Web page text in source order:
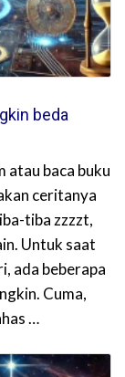
beda
atau baca buku
ceritanya
tiba zzzzt,
Untuk saat
ada beberapa
Cuma,
…